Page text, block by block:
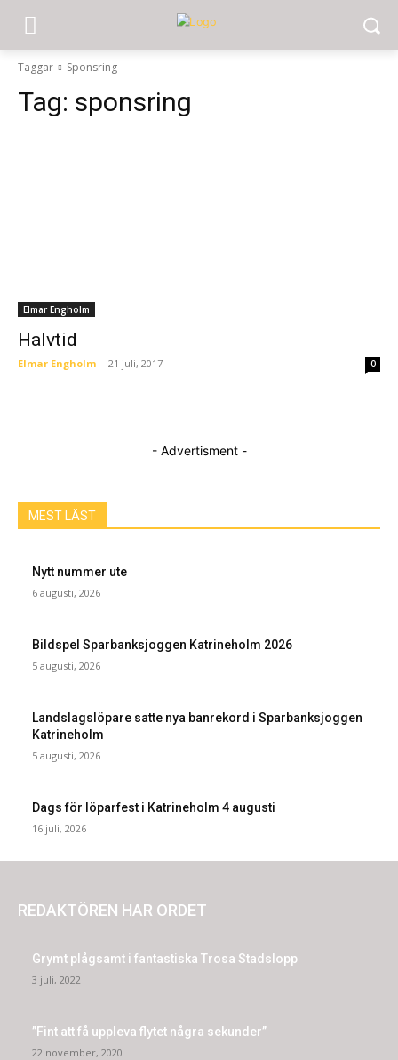
Taggar Sponsring
Tag: sponsring
Elmar Engholm
Halvtid
Elmar Engholm - 21 juli, 2017 0
- Advertisment -
MEST LÄST
Nytt nummer ute
6 augusti, 2026
Bildspel Sparbanksjoggen Katrineholm 2026
5 augusti, 2026
Landslagslöpare satte nya banrekord i Sparbanksjoggen
Katrineholm
5 augusti, 2026
Dags för löparfest i Katrineholm 4 augusti
16 juli, 2026
REDAKTÖREN HAR ORDET
Grymt plågsamt i fantastiska Trosa Stadslopp
3 juli, 2022
”Fint att få uppleva flytet några sekunder”
22 november, 2020